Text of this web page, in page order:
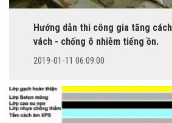
Hướng dẫn thi công gia tăng
vách - chống ô nhiễm tiếng ồn.
2019-01-11 06:09:00